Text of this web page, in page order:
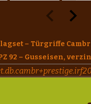
– Türgriffe
92 – Gusseisen,